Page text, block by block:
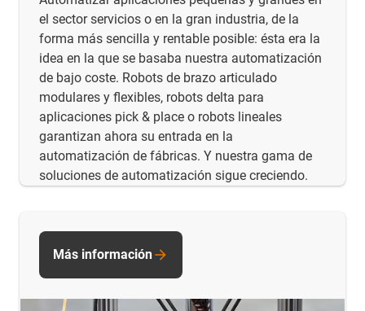
el sector servicios o en la gran industria, de la
forma más sencilla y rentable posible: ésta era la
idea en la que se basaba nuestra automatización
de bajo coste. Robots de brazo articulado
modulares y flexibles, robots delta para
aplicaciones pick & place o robots lineales
garantizan ahora su entrada en la
automatización de fábricas. Y nuestra gama de
soluciones de automatización sigue creciendo.
Más información